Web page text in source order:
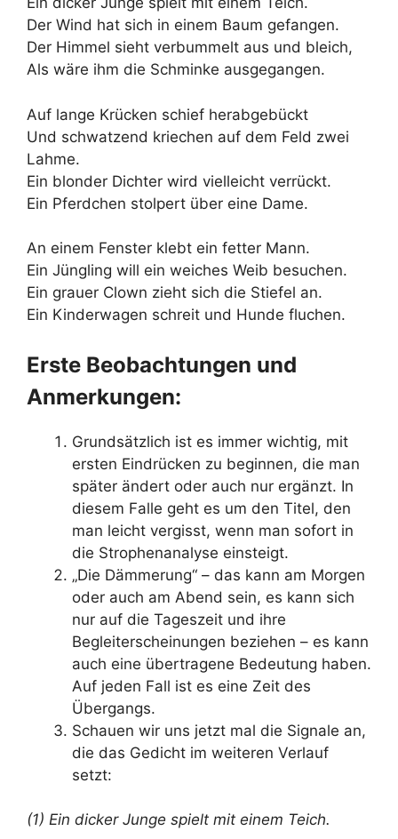
Der Wind hat sich in einem Baum gefangen.
Der Himmel sieht verbummelt aus und bleich,
Als wäre ihm die Schminke ausgegangen.
Auf lange Krücken schief herabgebückt
Und schwatzend kriechen auf dem Feld zwei
Lahme.
Ein blonder Dichter wird vielleicht verrückt.
Ein Pferdchen stolpert über eine Dame.
An einem Fenster klebt ein fetter Mann.
Ein Jüngling will ein weiches Weib besuchen.
Ein grauer Clown zieht sich die Stiefel an.
Ein Kinderwagen schreit und Hunde fluchen.
Erste Beobachtungen und
Anmerkungen:
Grundsätzlich ist es immer wichtig, mit
ersten Eindrücken zu beginnen, die man
später ändert oder auch nur ergänzt. In
diesem Falle geht es um den Titel, den
man leicht vergisst, wenn man sofort in
die Strophenanalyse einsteigt.
„Die Dämmerung“ – das kann am Morgen
oder auch am Abend sein, es kann sich
nur auf die Tageszeit und ihre
Begleiterscheinungen beziehen – es kann
auch eine übertragene Bedeutung haben.
Auf jeden Fall ist es eine Zeit des
Übergangs.
Schauen wir uns jetzt mal die Signale an,
die das Gedicht im weiteren Verlauf
setzt:
(1) Ein dicker Junge spielt mit einem Teich.